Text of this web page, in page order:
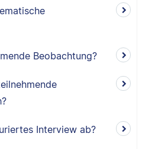
Beobachtung?
Interview ab?